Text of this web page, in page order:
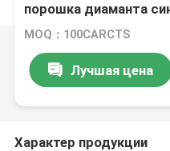
порошка диаманта
MOQ：100CARCTS
Лучшая цена
Характер продукции